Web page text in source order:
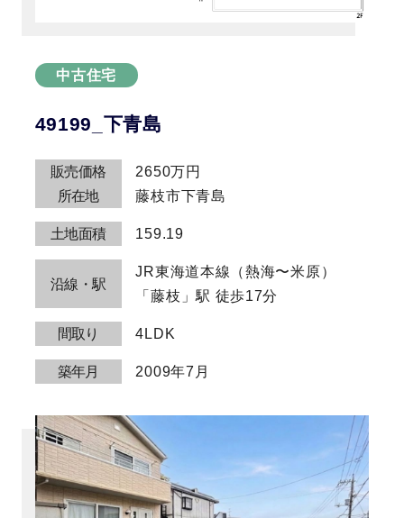
中古住宅
49199_下青島
販売価格
2650万円
所在地
藤枝市下青島
土地面積 159.19
沿線・駅
JR東海道本線（熱海〜米原）
「藤枝」駅 徒歩17分
間取り 4LDK
築年月 2009年7月